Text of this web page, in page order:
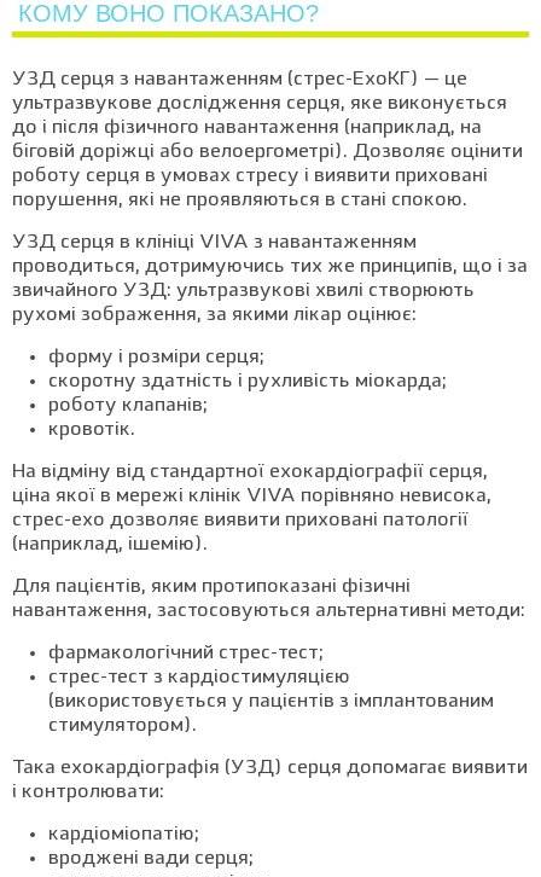
КОМУ ВОНО ПОКАЗАНО?
УЗД серця з навантаженням (стрес-ЕхоКГ) — це
ультразвукове дослідження серця, яке виконується
до і після фізичного навантаження (наприклад, на
біговій доріжці або велоергометрі). Дозволяє оцінити
роботу серця в умовах стресу і виявити приховані
порушення, які не проявляються в стані спокою.
УЗД серця в клініці VIVA з навантаженням
проводиться, дотримуючись тих же принципів, що і за
звичайного УЗД: ультразвукові хвилі створюють
рухомі зображення, за якими лікар оцінює:
форму і розміри серця;
скоротну здатність і рухливість міокарда;
роботу клапанів;
кровотік.
На відміну від стандартної ехокардіографії серця,
ціна якої в мережі клінік VIVA порівняно невисока,
стрес-ехо дозволяє виявити приховані патології
(наприклад, ішемію).
Для пацієнтів, яким протипоказані фізичні
навантаження, застосовуються альтернативні методи:
фармакологічний стрес-тест;
стрес-тест з кардіостимуляцією
(використовується у пацієнтів з імплантованим
стимулятором).
Така ехокардіографія (УЗД) серця допомагає виявити
і контролювати:
кардіоміопатію;
вроджені вади серця;